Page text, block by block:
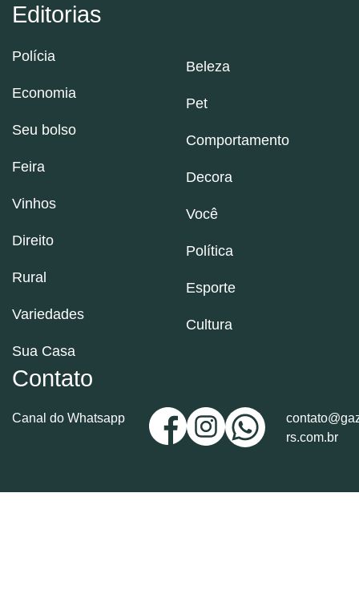
Editorias
Polícia
Economia
Seu bolso
Feira
Vinhos
Direito
Rural
Variedades
Sua Casa
Beleza
Pet
Comportamento
Decora
Você
Política
Esporte
Cultura
Contato
Canal do Whatsapp
rs.com.br